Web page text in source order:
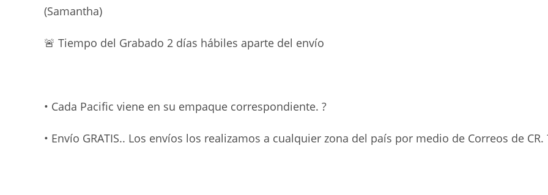
(Samantha)
🚨 Tiempo del Grabado 2 días hábiles aparte del envío
• Cada Pacific viene en su empaque correspondiente. ?
• Envío GRATIS.. Los envíos los realizamos a cualquier zona del país por medio de Correos de CR.